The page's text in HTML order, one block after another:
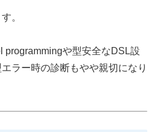
。
programmingや型安全なDSL設
ラー時の診断もやや親切になり